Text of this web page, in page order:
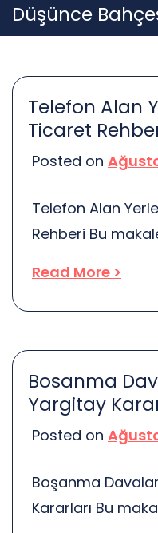
Skip
to
Düşünce
Telefon Alan
Ticaret
Posted on
Telefon Alan
Rehberi Bu
dikkat edilmesi
pratik ipuçları ele
alışverişin en
haline geldi.
yaparken dikkatli
Read More >
Bosanma
Yargitay
Posted on
Boşanma
Kararları Bu